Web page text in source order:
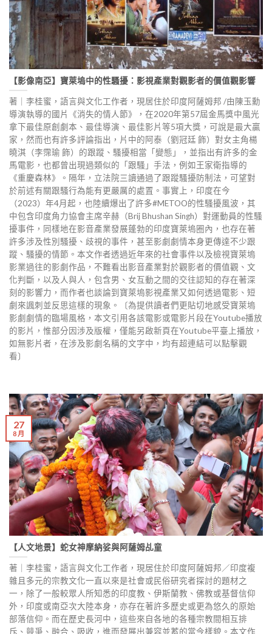
【影像南亞】寶萊塢中的性騷擾：影視產業對觀影者的價值觀影響
著｜李桂蜜，語言與文化工作者，現居住於印度阿薩姆邦 /由陳玉勳
導演執導的國片《消失的情人節》，在2020年第57屆金馬獎中風光
拿下最佳原創劇本、最佳導演、最佳影片等5項大獎，可說是最大贏
家，然而也有許多評論指出，片中的阿泰（劉冠廷 飾）對女主角楊
曉淇（李霈瑜 飾）的跟蹤、騷擾相當「變態」，並指出有許多的金
馬電影，也都曾出現過類似的「跟騷」手法，例如王家衛指導的
《重慶森林》。隔年，立法院三讀通過了跟蹤騷擾防制法，可望對
於前述有關跟騷行為能有更嚴厲的處置。事實上，印度在今
（2023）年4月起，也陸續爆出了許多#METOO的性騷擾風波，其
中包含印度角力協會主席辛赫（Brij Bhushan Singh）對運動員的性騷
擾事件，同樣地在影音產業發展蓬勃的印度寶萊塢圈內，也存在著
許多涉及性別騷擾、歧視的事件，甚至影劇劇情本身更傳達不少跟
蹤、騷擾的情節。本文作者透過近年來的社會事件以及檢視寶萊塢
影業過往的影劇作品，不難看出影音產業對於觀影者的價值觀、文
化判斷，以及人與人，包含男、女互動之間的交往認知的存在著深
刻的影響力，而作者也談論到寶萊塢影視產業又如何透過電影、短
劇來諷刺並反思這樣的現象。〔為提供讀者們更貼切地感受寶萊塢
影劇劇情的臨場風格，本文引用各該電影或電影片段在Youtube播放
的影片，惟部分因涉及版權，僅能另啟新頁在Youtube平臺上播放，
如無影片者，在涉及影劇名稱的文字中，均有超連結可以點擊觀
看〕
【人文地景】蛇女神摩納娑與阿薩姆乩童
著｜李桂蜜，語言與文化工作者，現居住於印度阿薩姆邦／印度複
雜且多元的宗教文化一直以來是社會或民俗研究者探討的題材之
一，除了一般較眾人所知悉的印度教、伊斯蘭教、佛教或基督信仰
外，印度或南亞次大陸本身，亦存在著許多歷史或更為悠久的原始
部落信仰。而在歷史長河中，這些來自各地的各種宗教間相互排
斥、競爭、融合、吸收，進而發展出兼容並蓄的當今樣貌。本文作
27
8 月